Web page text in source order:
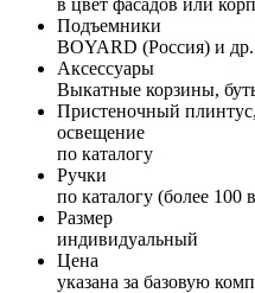
Подъемники
BOYARD (Россия) и др.
Аксессуары
Выкатные корзины,
Пристеночный
освещение
по каталогу
Ручки
по каталогу (более 100
Размер
индивидуальный
Цена
указана за базовую